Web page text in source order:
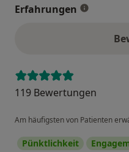
Erfahrungen
119 Bewertungen
Am häufigsten von Patienten
Pünktlichkeit